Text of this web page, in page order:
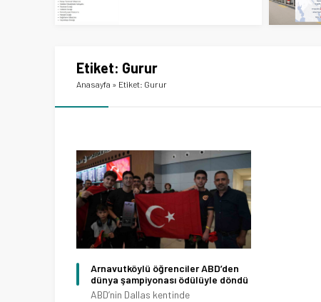
Etiket: Gurur
Anasayfa » Etiket: Gurur
Arnavutköylü öğrenciler ABD’den
dünya şampiyonası ödülüyle döndü
ABD’nin Dallas kentinde